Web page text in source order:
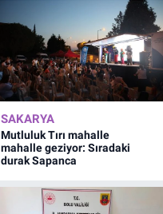
SAKARYA
Mutluluk Tırı mahalle
mahalle geziyor: Sıradaki
durak Sapanca